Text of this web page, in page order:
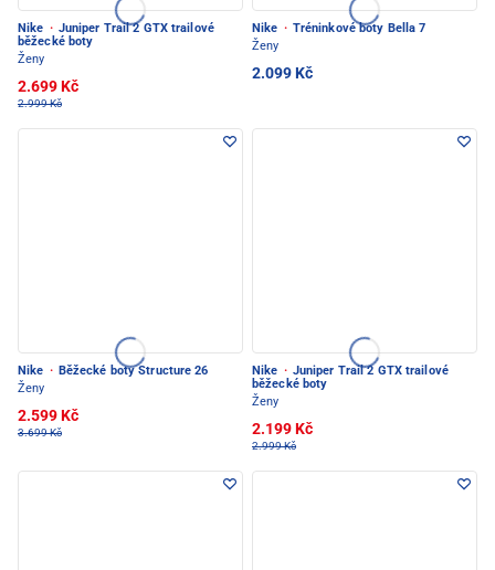
Nike · Juniper Trail 2 GTX trailové
běžecké boty
Ženy
2.699 Kč
2.999 Kč
Nike · Tréninkové boty Bella 7
Ženy
2.099 Kč
Nike · Běžecké boty Structure 26
Ženy
2.599 Kč
3.699 Kč
Nike · Juniper Trail 2 GTX trailové
běžecké boty
Ženy
2.199 Kč
2.999 Kč